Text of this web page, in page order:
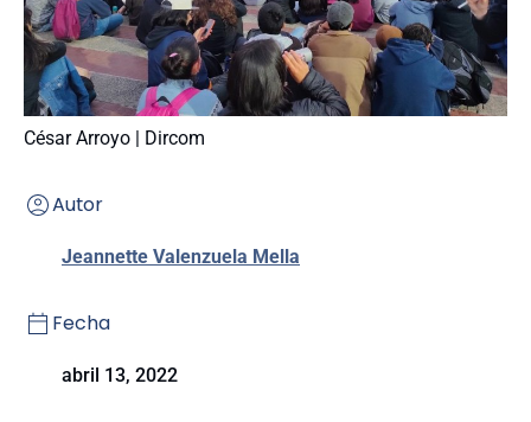
César Arroyo | Dircom
Autor
Jeannette Valenzuela Mella
Fecha
abril 13, 2022